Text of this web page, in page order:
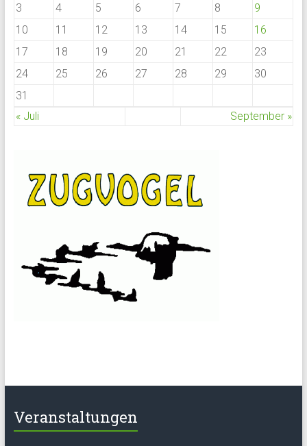
3
4 5 6 7 8
9
10
11 12 13 14 15
16
17
18 19 20 21 22
23
24
25 26 27 28 29
30
31
« Juli
September »
Veranstaltungen